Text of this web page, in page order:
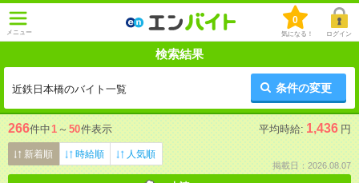
メニュー
0
気になる！ ログイン
検索結果
近鉄日本橋のバイト一覧 条件の変更
266件中1 ～ 50件表示 平均時給: 1,436 円
新着順 時給順 人気順
掲載日：2026.08.07